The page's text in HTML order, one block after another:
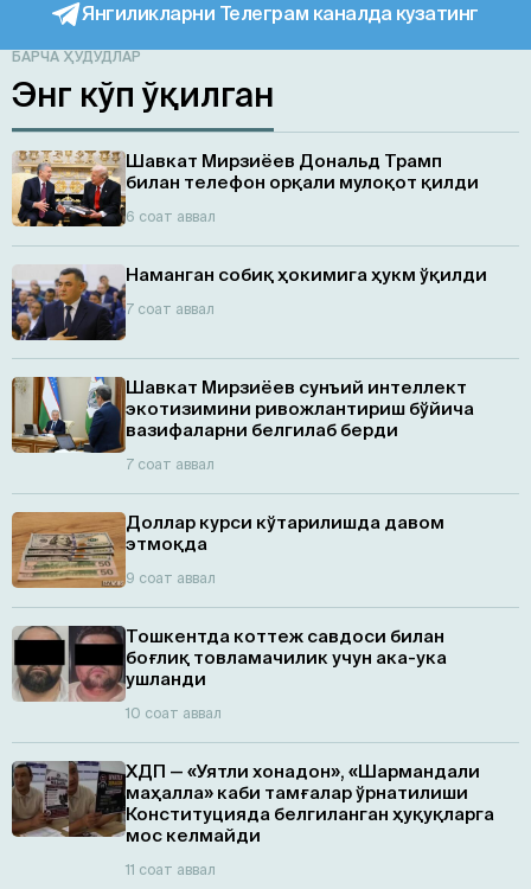
Янгиликларни Телеграм каналда кузатинг
БАРЧА ҲУДУДЛАР
Энг кўп ўқилган
Шавкат Мирзиёев Дональд Трамп
билан телефон орқали мулоқот қилди
6 соат аввал
Наманган собиқ ҳокимига ҳукм ўқилди
7 соат аввал
Шавкат Мирзиёев сунъий интеллект
экотизимини ривожлантириш бўйича
вазифаларни белгилаб берди
7 соат аввал
Доллар курси кўтарилишда давом
этмоқда
9 соат аввал
Тошкентда коттеж савдоси билан
боғлиқ товламачилик учун ака-ука
ушланди
10 соат аввал
ХДП — «Уятли хонадон», «Шармандали
маҳалла» каби тамғалар ўрнатилиши
Конституцияда белгиланган ҳуқуқларга
мос келмайди
11 соат аввал